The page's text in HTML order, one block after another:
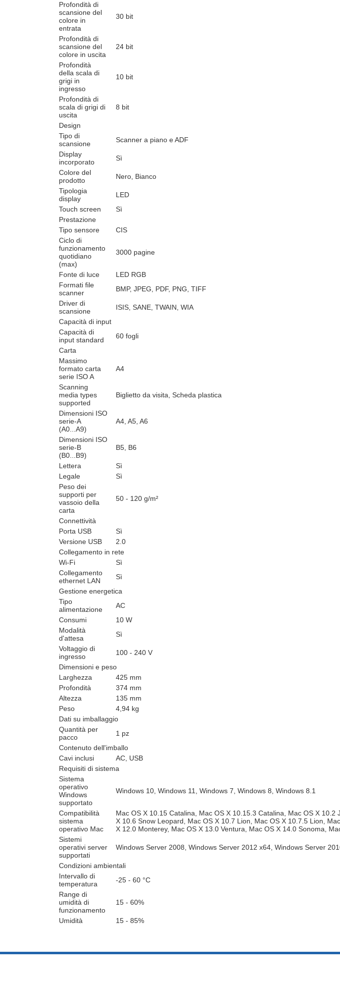
Profondità di
scansione del
colore in
entrata
30 bit
Profondità di
scansione del
colore in uscita
24 bit
Profondità
della scala di
grigi in
ingresso
10 bit
Profondità di
scala di grigi di
uscita
8 bit
Design
Tipo di
scansione
Scanner a piano e ADF
Display
incorporato
Sì
Colore del
prodotto
Nero, Bianco
Tipologia
display
LED
Touch screen
Sì
Prestazione
Tipo sensore
CIS
Ciclo di
funzionamento
quotidiano
(max)
3000 pagine
Fonte di luce
LED RGB
Formati file
scanner
BMP, JPEG, PDF, PNG, TIFF
Driver di
scansione
ISIS, SANE, TWAIN, WIA
Capacità di input
Capacità di
input standard
60 fogli
Carta
Massimo
formato carta
serie ISO A
A4
Scanning
media types
supported
Biglietto da visita, Scheda plastica
Dimensioni ISO
serie-A
(A0...A9)
A4, A5, A6
Dimensioni ISO
serie-B
(B0...B9)
B5, B6
Lettera
Sì
Legale
Sì
Peso dei
supporti per
vassoio della
carta
50 - 120 g/m²
Connettività
Porta USB
Sì
Versione USB
2.0
Collegamento in rete
Wi-Fi
Sì
Collegamento
ethernet LAN
Sì
Gestione energetica
Tipo
alimentazione
AC
Consumi
10 W
Modalità
d'attesa
Sì
Voltaggio di
ingresso
100 - 240 V
Dimensioni e peso
Larghezza
425 mm
Profondità
374 mm
Altezza
135 mm
Peso
4,94 kg
Dati su imballaggio
Quantità per
pacco
1 pz
Contenuto dell'imballo
Cavi inclusi
AC, USB
Requisiti di sistema
Sistema
operativo
Windows
supportato
Windows 10, Windows 11, Windows 7, Windows 8, Windows 8.1
Compatibilità
sistema
operativo Mac
Mac OS X 10.15 Catalina, Mac OS X 10.15.3 Catalina, Mac OS X
X 10.6 Snow Leopard, Mac OS X 10.7 Lion, Mac OS X 10.7.5 Lion,
X 12.0 Monterey, Mac OS X 13.0 Ventura, Mac OS X 14.0 Sonoma,
Sistemi
operativi server
supportati
Windows Server 2008, Windows Server 2012 x64, Windows Server
Condizioni ambientali
Intervallo di
temperatura
-25 - 60 °C
Range di
umidità di
funzionamento
15 - 60%
Umidità 15 - 85%